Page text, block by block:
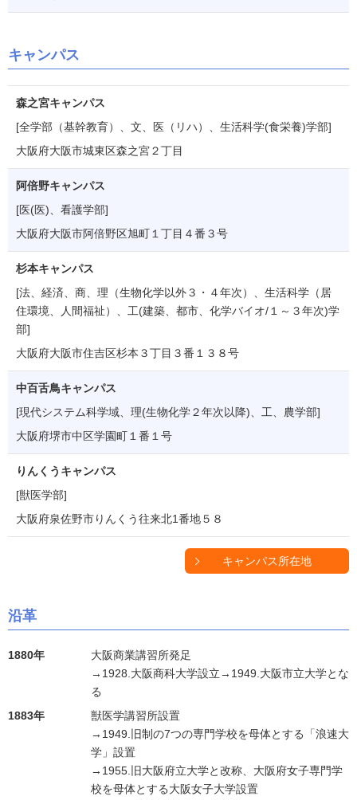
キャンパス
森之宮キャンパス
[全学部（基幹教育）、文、医（リハ）、生活科学(食栄養)学部]
大阪府大阪市城東区森之宮２丁目
阿倍野キャンパス
[医(医)、看護学部]
大阪府大阪市阿倍野区旭町１丁目４番３号
杉本キャンパス
[法、経済、商、理（生物化学以外３・４年次）、生活科学（居
住環境、人間福祉）、工(建築、都市、化学バイオ/１～３年次)学
部]
大阪府大阪市住吉区杉本３丁目３番１３８号
中百舌鳥キャンパス
[現代システム科学域、理(生物化学２年次以降)、工、農学部]
大阪府堺市中区学園町１番１号
りんくうキャンパス
[獣医学部]
大阪府泉佐野市りんくう往来北1番地５８
キャンパス所在地
沿革
1880年
大阪商業講習所発足
→1928.大阪商科大学設立→1949.大阪市立大学とな
る
1883年
獣医学講習所設置
→1949.旧制の7つの専門学校を母体とする「浪速大
学」設置
→1955.旧大阪府立大学と改称、大阪府女子専門学
校を母体とする大阪女子大学設置